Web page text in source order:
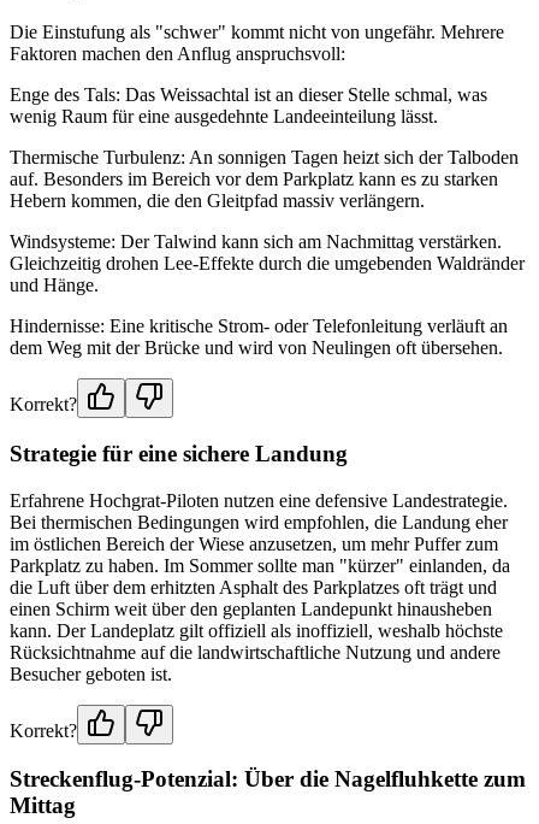
Die Einstufung als "schwer" kommt nicht von ungefähr. Mehrere
Faktoren machen den Anflug anspruchsvoll:
Enge des Tals: Das Weissachtal ist an dieser Stelle schmal, was
wenig Raum für eine ausgedehnte Landeeinteilung lässt.
Thermische Turbulenz: An sonnigen Tagen heizt sich der Talboden
auf. Besonders im Bereich vor dem Parkplatz kann es zu starken
Hebern kommen, die den Gleitpfad massiv verlängern.
Windsysteme: Der Talwind kann sich am Nachmittag verstärken.
Gleichzeitig drohen Lee-Effekte durch die umgebenden Waldränder
und Hänge.
Hindernisse: Eine kritische Strom- oder Telefonleitung verläuft an
dem Weg mit der Brücke und wird von Neulingen oft übersehen.
Korrekt?
Strategie für eine sichere Landung
Erfahrene Hochgrat-Piloten nutzen eine defensive Landestrategie.
Bei thermischen Bedingungen wird empfohlen, die Landung eher
im östlichen Bereich der Wiese anzusetzen, um mehr Puffer zum
Parkplatz zu haben. Im Sommer sollte man "kürzer" einlanden, da
die Luft über dem erhitzten Asphalt des Parkplatzes oft trägt und
einen Schirm weit über den geplanten Landepunkt hinausheben
kann. Der Landeplatz gilt offiziell als inoffiziell, weshalb höchste
Rücksichtnahme auf die landwirtschaftliche Nutzung und andere
Besucher geboten ist.
Korrekt?
Streckenflug-Potenzial: Über die Nagelfluhkette zum
Mittag